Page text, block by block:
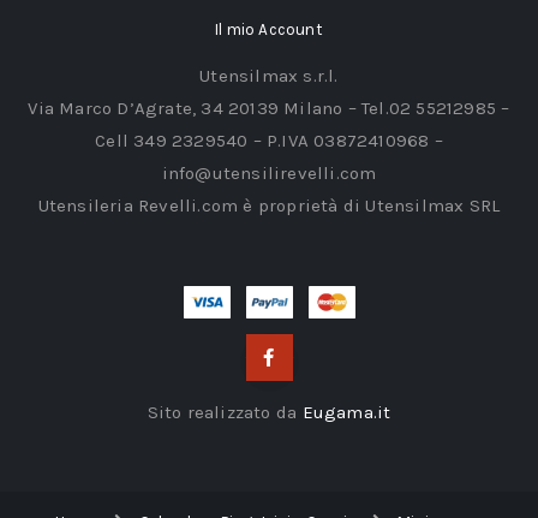
Il mio Account
Utensilmax s.r.l.
Via Marco D’Agrate, 34 20139 Milano – Tel.02 55212985 –
Cell 349 2329540 – P.IVA 03872410968 –
info@utensilirevelli.com
Utensileria Revelli.com è proprietà di Utensilmax SRL
Sito realizzato da Eugama.it